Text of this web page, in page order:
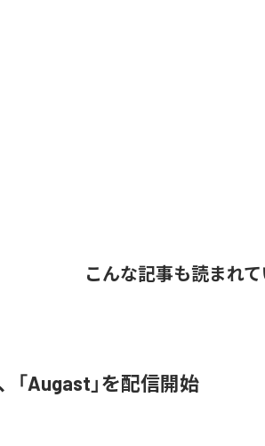
こんな記事も読まれ
「Augast」を配信開始